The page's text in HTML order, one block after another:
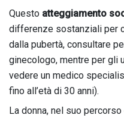
Questo atteggiamento
differenze sostanziali per
dalla pubertà, consultare
ginecologo, mentre per gli
vedere un medico
fino all’età di 30 anni).
La donna, nel suo